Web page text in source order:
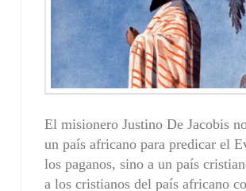
El misionero Justino De Jacobis
un país africano para predicar el
los paganos, sino a un país
a los cristianos del país africano